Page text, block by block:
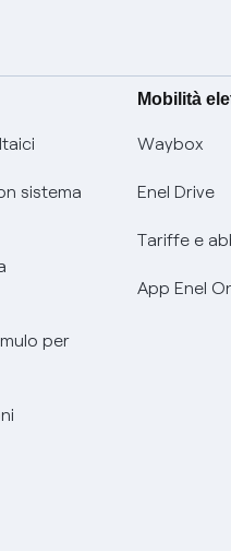
sistema
per
Mobilità
Waybox
Enel Drive
Tariffe e
App Enel